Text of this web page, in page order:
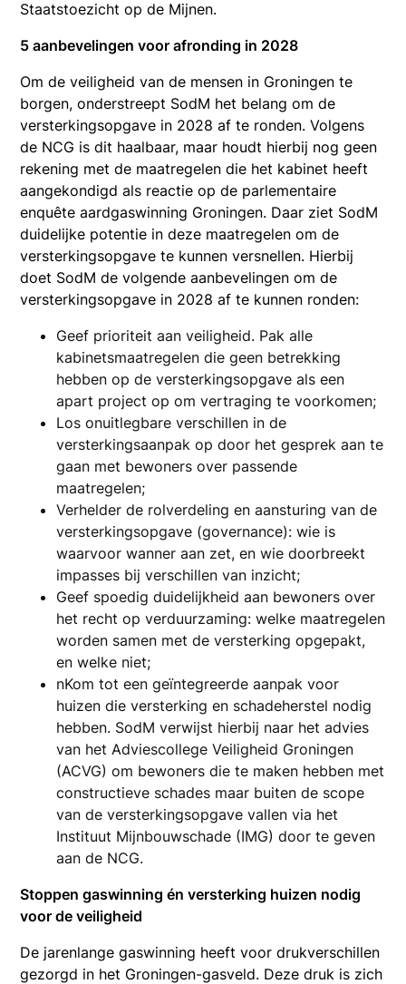
Staatstoezicht op de Mijnen.
5 aanbevelingen voor afronding in 2028
Om de veiligheid van de mensen in Groningen te
borgen, onderstreept SodM het belang om de
versterkingsopgave in 2028 af te ronden. Volgens
de NCG is dit haalbaar, maar houdt hierbij nog geen
rekening met de maatregelen die het kabinet heeft
aangekondigd als reactie op de parlementaire
enquête aardgaswinning Groningen. Daar ziet SodM
duidelijke potentie in deze maatregelen om de
versterkingsopgave te kunnen versnellen. Hierbij
doet SodM de volgende aanbevelingen om de
versterkingsopgave in 2028 af te kunnen ronden:
Geef prioriteit aan veiligheid. Pak alle
kabinetsmaatregelen die geen betrekking
hebben op de versterkingsopgave als een
apart project op om vertraging te voorkomen;
Los onuitlegbare verschillen in de
versterkingsaanpak op door het gesprek aan te
gaan met bewoners over passende
maatregelen;
Verhelder de rolverdeling en aansturing van de
versterkingsopgave (governance): wie is
waarvoor wanner aan zet, en wie doorbreekt
impasses bij verschillen van inzicht;
Geef spoedig duidelijkheid aan bewoners over
het recht op verduurzaming: welke maatregelen
worden samen met de versterking opgepakt,
en welke niet;
nKom tot een geïntegreerde aanpak voor
huizen die versterking en schadeherstel nodig
hebben. SodM verwijst hierbij naar het advies
van het Adviescollege Veiligheid Groningen
(ACVG) om bewoners die te maken hebben met
constructieve schades maar buiten de scope
van de versterkingsopgave vallen via het
Instituut Mijnbouwschade (IMG) door te geven
aan de NCG.
Stoppen gaswinning én versterking huizen nodig
voor de veiligheid
De jarenlange gaswinning heeft voor drukverschillen
gezorgd in het Groningen-gasveld. Deze druk is zich